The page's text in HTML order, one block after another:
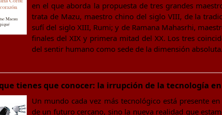
en el que aborda la propuesta de tres grandes
trata de Mazu, maestro chino del siglo VIII, de la
sufí del siglo XIII, Rumi; y de Ramana Mahasrhi,
finales del XIX y primera mitad del XX. Los tres
del sentir humano como sede de la dimensión absoluta.
tienes que conocer: la irrupción de la tecnología
Un mundo cada vez más tecnológico está presente
de un futuro cercano, sino la nueva realidad que